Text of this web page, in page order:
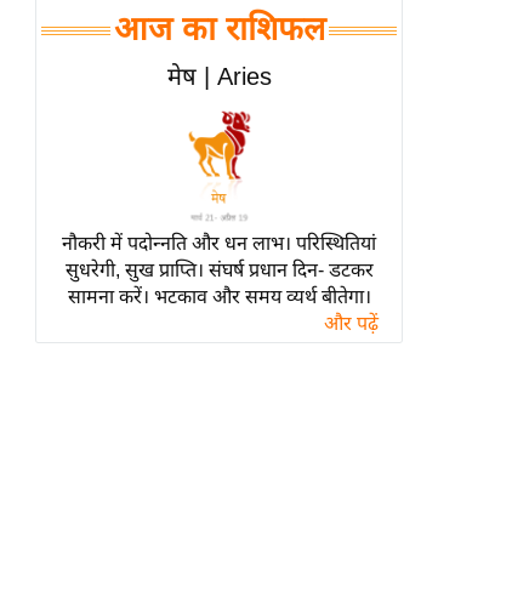
मनोरंजन जगत
हॉलीवुड
फिल्म समीक्षा
Breaking
लाइफस्टाइल
टेक्नॉलॉजी
ब्यूटी/फैशन
घरेलू नुस्खे
आज का राशिफल
मेष | Aries
नौकरी में पदोन्नति और धन लाभ। परिस्थितियां
सुधरेगी, सुख प्राप्ति। संघर्ष प्रधान दिन- डटकर
सामना करें। भटकाव और समय व्यर्थ बीतेगा।
और पढ़ें